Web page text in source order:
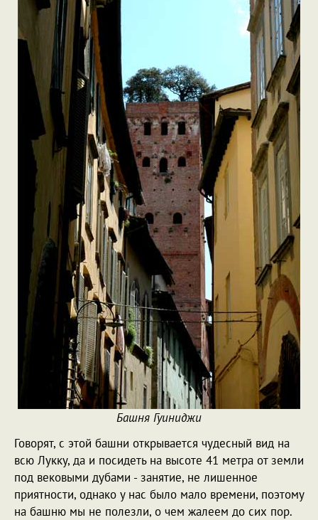
Башня Гуиниджи
Говорят, с этой башни открывается чудесный вид на
всю Лукку, да и посидеть на высоте 41 метра от земли
под вековыми дубами - занятие, не лишенное
приятности, однако у нас было мало времени, поэтому
на башню мы не полезли, о чем жалеем до сих пор.